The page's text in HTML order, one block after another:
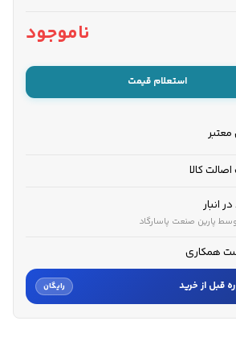
ناموجود
استعلام قیمت
معتبر
کالا
انبار
پارین صنعت پاسارگاد
همکاری
قبل از خرید رایگان